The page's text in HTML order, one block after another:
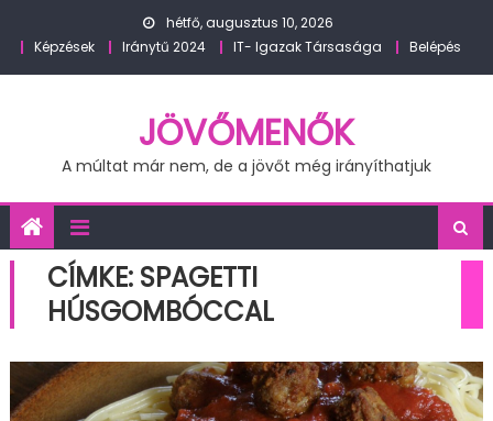
hétfő, augusztus 10, 2026
Képzések
Iránytű 2024 IT- Igazak Társasága Belépés
JÖVŐMENŐK
A múltat már nem, de a jövőt még irányíthatjuk
CÍMKE: SPAGETTI
HÚSGOMBÓCCAL